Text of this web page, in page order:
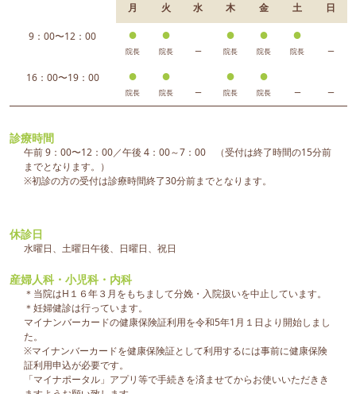
月 火 水 木 金 土 日
9：00〜12：00 ●
院長
●
院長 ー
●
院長
●
院長
●
院長 ー
16：00〜19：00 ●
院長
●
院長 ー
●
院長
●
院長 ー ー
診療時間
午前 9：00〜12：00／午後 4：00～7：00 （受付は終了時間の15分前
までとなります。）
※初診の方の受付は診療時間終了30分前までとなります。
休診日
水曜日、土曜日午後、日曜日、祝日
産婦人科・小児科・内科
＊当院はH１６年３月をもちまして分娩・入院扱いを中止しています。
＊妊婦健診は行っています。
マイナンバーカードの健康保険証利用を令和5年1月１日より開始しまし
た。
※マイナンバーカードを健康保険証として利用するには事前に健康保険
証利用申込が必要です。
「マイナポータル」アプリ等で手続きを済ませてからお使いいただきき